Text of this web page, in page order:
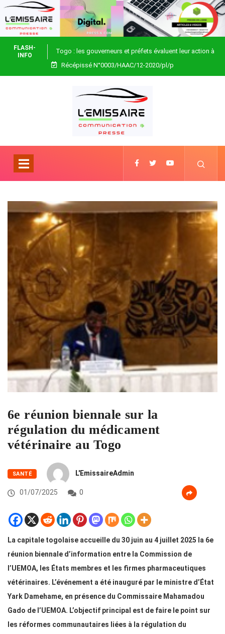
FLASH-
INFO
Togo : les gouverneurs et préfets évaluent leur action à
Blitta
Récépissé N°0003/HAAC/12-2020/pl/p
6e réunion biennale sur la
régulation du médicament
vétérinaire au Togo
SANTÉ L'EmissaireAdmin
01/07/2025 0
La capitale togolaise accueille du 30 juin au 4 juillet 2025 la 6e
réunion biennale d’information entre la Commission de
l’UEMOA, les États membres et les firmes pharmaceutiques
vétérinaires. L’événement a été inauguré par le ministre d’État
Yark Damehame, en présence du Commissaire Mahamadou
Gado de l’UEMOA. L’objectif principal est de faire le point sur
les réformes communautaires liées à la régulation du